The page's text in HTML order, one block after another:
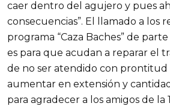
caer dentro del agujero y pues
consecuencias”. El llamado a los
programa “Caza Baches” de
es para que acudan a reparar el
de no ser atendido con prontitud
aumentar en extensión y
para agradecer a los amigos de la